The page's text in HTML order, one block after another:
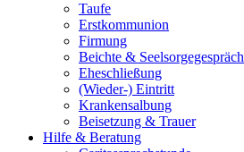
Taufe
Erstkommunion
Firmung
Beichte & Seelsorgegespräch
Eheschließung
(Wieder-) Eintritt
Krankensalbung
Beisetzung & Trauer
Hilfe & Beratung